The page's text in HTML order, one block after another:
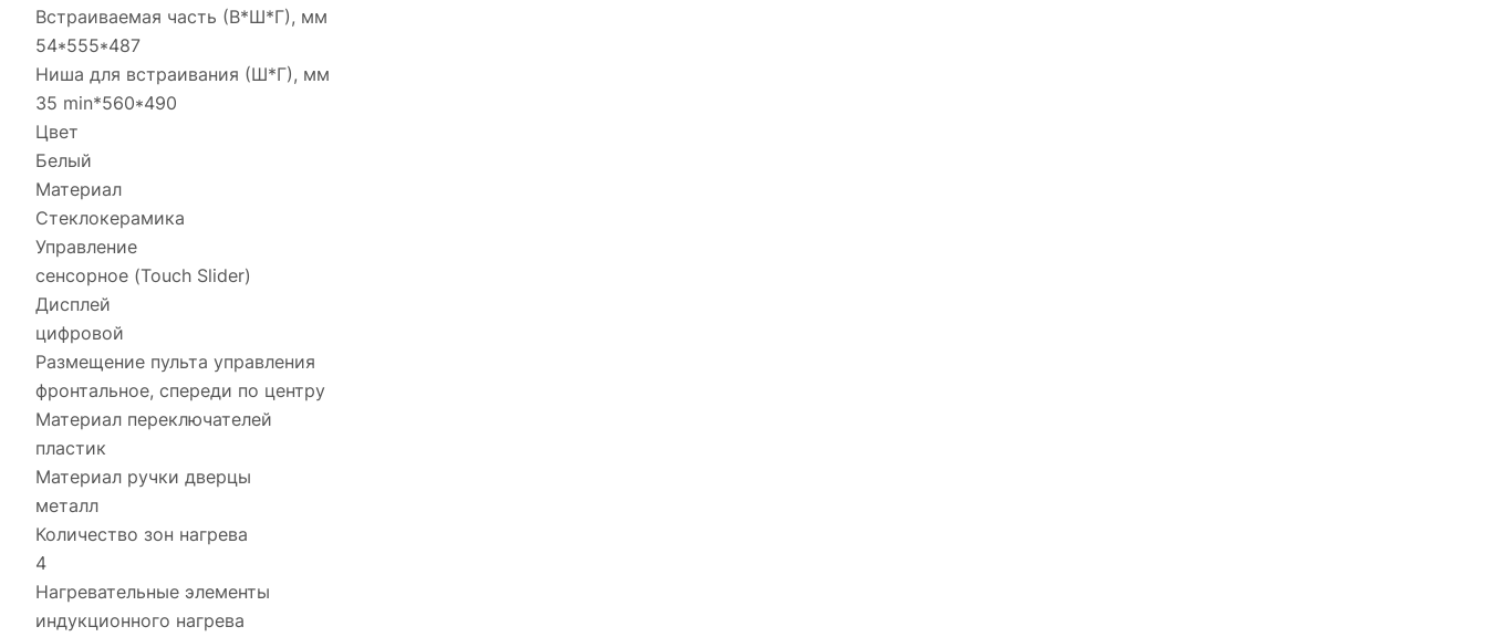
Встраиваемая часть (В*Ш*Г), мм
54*555*487
Ниша для встраивания (Ш*Г), мм
35 min*560*490
Цвет
Белый
Материал
Стеклокерамика
Управление
сенсорное (Touch Slider)
Дисплей
цифровой
Размещение пульта управления
фронтальное, спереди по центру
Материал переключателей
пластик
Материал ручки дверцы
металл
Количество зон нагрева
4
Нагревательные элементы
индукционного нагрева